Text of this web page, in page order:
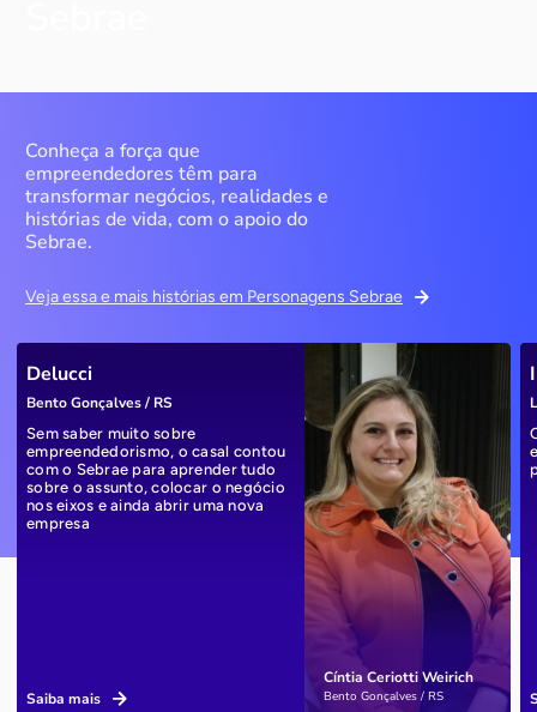
Conheça a força que
empreendedores têm para
transformar negócios, realidades e
histórias de vida, com o apoio do
Sebrae.
Veja essa e mais histórias em Personagens Sebrae
Cíntia Ceriotti Weirich
Bento Gonçalves / RS
Delucci
Bento Gonçalves / RS
Sem saber muito sobre
empreendedorismo, o casal contou
com o Sebrae para aprender tudo
sobre o assunto, colocar o negócio
nos eixos e ainda abrir uma nova
empresa
Saiba mais